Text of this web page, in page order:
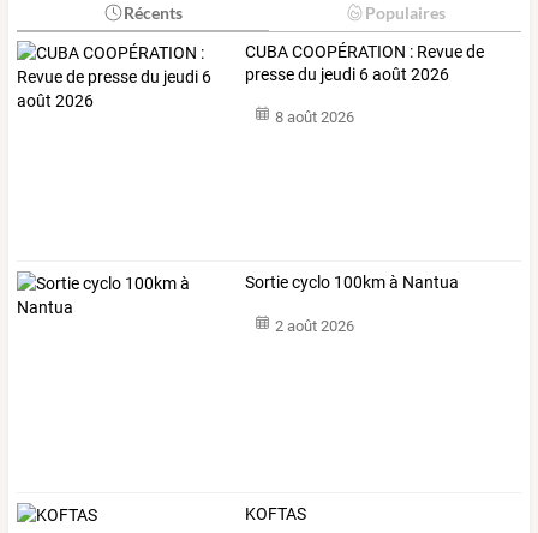
Récents Populaires
CUBA COOPÉRATION : Revue de
presse du jeudi 6 août 2026
8 août 2026
Sortie cyclo 100km à Nantua
2 août 2026
KOFTAS